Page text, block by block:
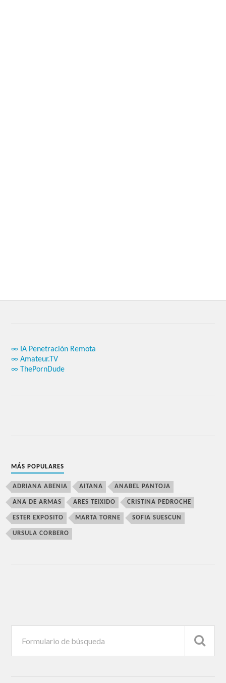
∞ IA Penetración Remota
∞ Amateur.TV
∞ ThePornDude
MÁS POPULARES
ADRIANA ABENIA AITANA ANABEL PANTOJA
ANA DE ARMAS ARES TEIXIDO CRISTINA PEDROCHE
ESTER EXPOSITO MARTA TORNE SOFIA SUESCUN
URSULA CORBERO